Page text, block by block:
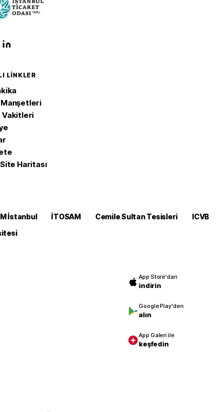
LINKLER
Manşetleri
Vakitleri
Haritası
İstanbul İTOSAM Cemile Sultan Tesisleri
ICVB
App Store'dan
indirin
Google Play'den
alın
App Galeri ile
keşfedin